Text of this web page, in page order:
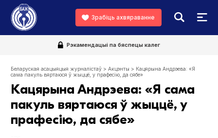
Зрабіць ахвяраванне
Рэкамендацыі па бяспецы калег
Беларуская асацыяцыя журналістаў >Акцэнты > Кацярына Андрэева: «Я
сама пакуль вяртаюся ў жыццё, у прафесію, да сябе»
Кацярына Андрэева: «Я сама
пакуль вяртаюся ў жыццё, у
прафесію, да сябе»